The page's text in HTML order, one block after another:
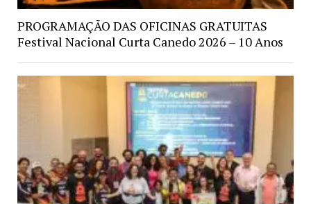
PROGRAMAÇÃO DAS OFICINAS GRATUITAS
Festival Nacional Curta Canedo 2026 – 10 Anos